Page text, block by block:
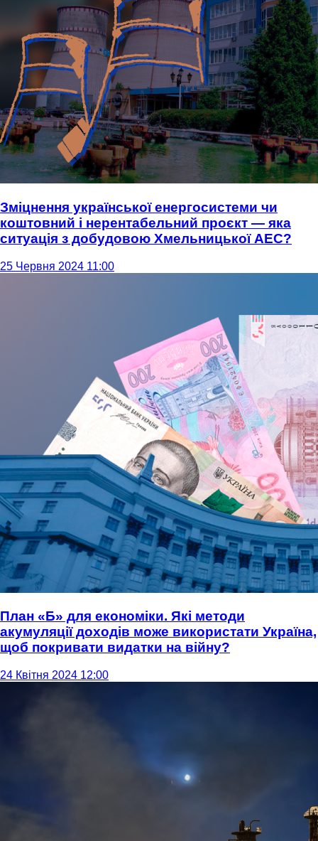
Зміцнення української енергосистеми чи
коштовний і нерентабельний проєкт — яка
ситуація з добудовою Хмельницької АЕС?
25 Червня 2024 11:00
План «Б» для економіки. Які методи
акумуляції доходів може використати Україна,
щоб покривати видатки на війну?
24 Квітня 2024 12:00